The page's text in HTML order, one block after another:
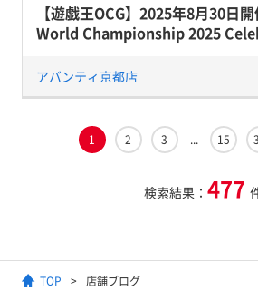
【遊戯王OCG】2025年8月30日
World Championship 2025
アバンティ京都店
1 2 3 ... 15
検索結果： 477
TOP 店舗ブログ